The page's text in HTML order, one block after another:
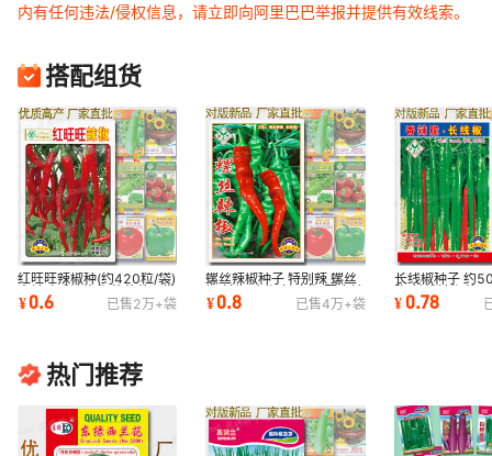
内有任何违法/侵权信息，请立即向阿里巴巴举报并提供有效线索。
搭配组货
红旺旺辣椒种(约420粒/袋)
中辣味香浓泡椒蔬菜种子批
发好辣椒种籽
¥0.6 已售2万+袋
螺丝辣椒种子 特别辣 螺丝
椒 辣椒 青椒 皱皮椒 薄皮辣
椒种籽批发
¥0.8 已售4万+袋
长线椒种子 约
脆 长线辣椒种
辣椒种子籽少
¥0.78
热门推荐